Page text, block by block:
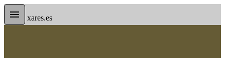
xares.es